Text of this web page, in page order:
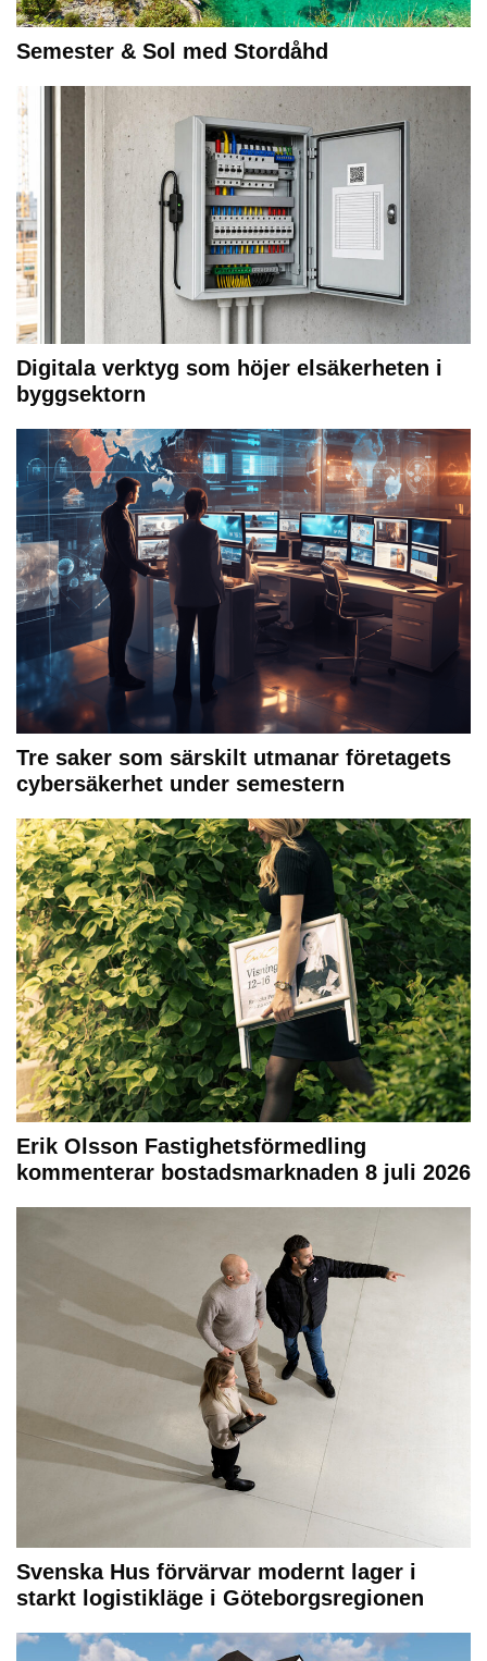
Semester & Sol med Stordåhd
Digitala verktyg som höjer elsäkerheten i
byggsektorn
Tre saker som särskilt utmanar företagets
cybersäkerhet under semestern
Erik Olsson Fastighetsförmedling
kommenterar bostadsmarknaden 8 juli 2026
Svenska Hus förvärvar modernt lager i
starkt logistikläge i Göteborgsregionen